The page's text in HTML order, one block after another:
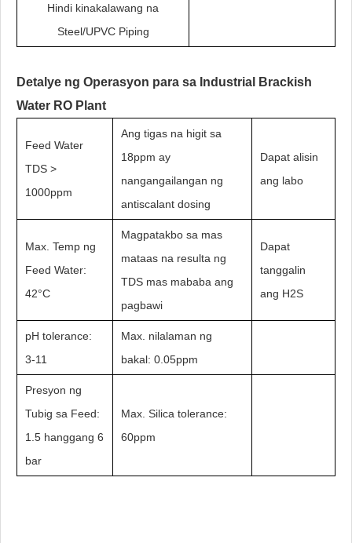
Hindi kinakalawang na
Steel/UPVC Piping
Detalye ng Operasyon para sa Industrial Brackish
Water RO Plant
Feed Water
TDS >
1000ppm
Ang tigas na higit sa
18ppm ay
nangangailangan ng
antiscalant dosing
Dapat alisin
ang labo
Max. Temp ng
Feed Water:
42°C
Magpatakbo sa mas
mataas na resulta ng
TDS mas mababa ang
pagbawi
Dapat
tanggalin
ang H2S
pH tolerance:
3-11
Max. nilalaman ng
bakal: 0.05ppm
Presyon ng
Tubig sa Feed:
1.5 hanggang 6
bar
Max. Silica tolerance:
60ppm